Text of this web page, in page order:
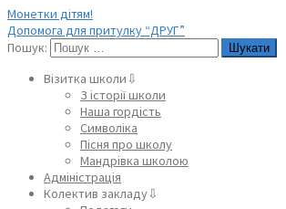
Монетки дітям!
Допомога для притулку “ДРУГ”
Пошук:
Візитка школи⇩
З історії школи
Наша гордість
Символіка
Пісня про школу
Мандрівка школою
Адміністрація
Колектив закладу⇩